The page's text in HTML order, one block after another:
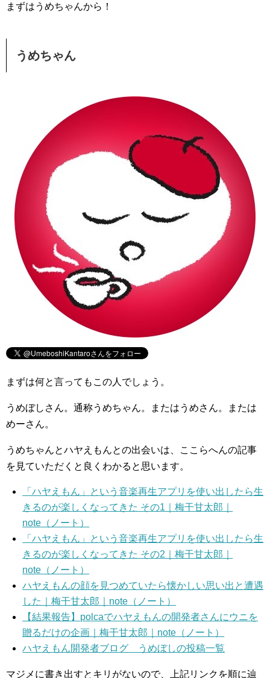
まずはうめちゃんから！
うめちゃん
まずは何と言ってもこの人でしょう。
うめぼしさん。通称うめちゃん。またはうめさん。または
めーさん。
うめちゃんとハヤえもんとの出会いは、ここらへんの記事
を見ていただくと良くわかると思います。
「ハヤえもん」という音楽再生アプリを使い出したら生
きるのが楽しくなってきた その1｜梅干甘太郎｜
note（ノート）
「ハヤえもん」という音楽再生アプリを使い出したら生
きるのが楽しくなってきた その2｜梅干甘太郎｜
note（ノート）
ハヤえもんの顔を見つめていたら懐かしい思い出と遭遇
した｜梅干甘太郎｜note（ノート）
【結果報告】polcaでハヤえもんの開発者さんにウニを
贈るだけの企画｜梅干甘太郎｜note（ノート）
ハヤえもん開発者ブログ うめぼしの投稿一覧
マジメに書き出すとキリがないので、上記リンクを順に辿